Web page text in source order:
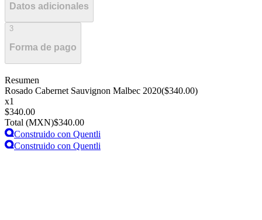
Datos adicionales
3
Forma de pago
Resumen
Rosado Cabernet Sauvignon Malbec 2020($340.00)
x1
$340.00
Total (MXN)$340.00
Construido con Quentli
Construido con Quentli